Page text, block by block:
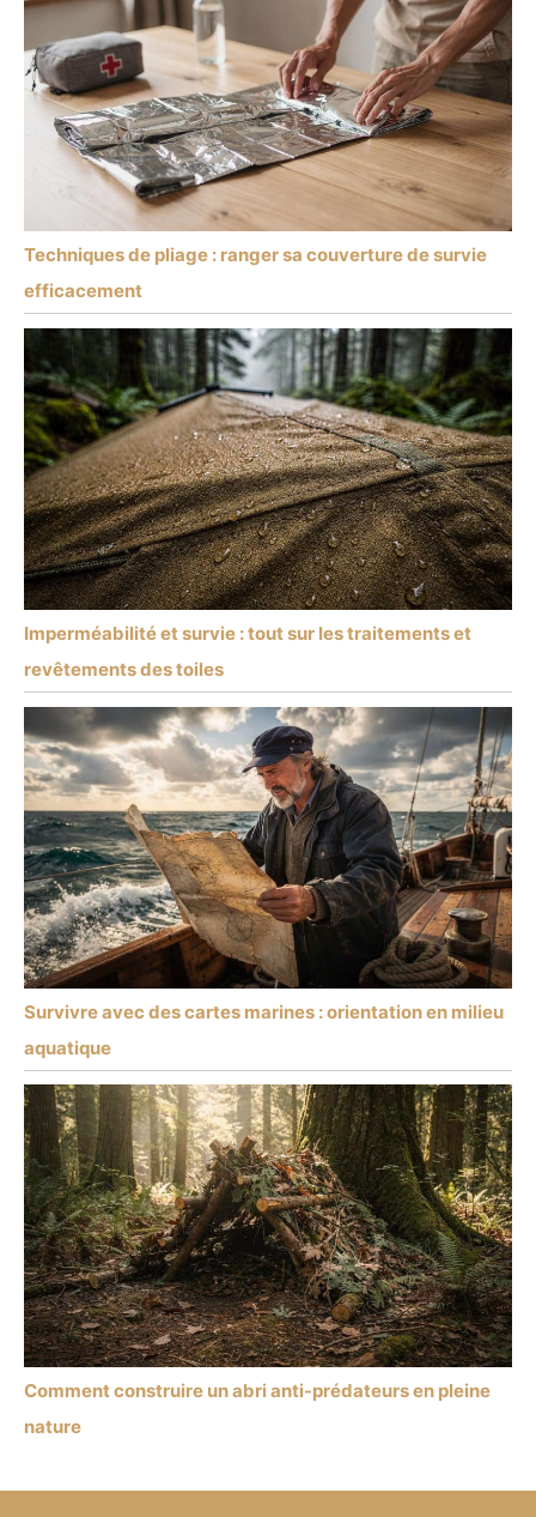
Techniques de pliage : ranger sa couverture de survie
efficacement
Imperméabilité et survie : tout sur les traitements et
revêtements des toiles
Survivre avec des cartes marines : orientation en milieu
aquatique
Comment construire un abri anti-prédateurs en pleine
nature